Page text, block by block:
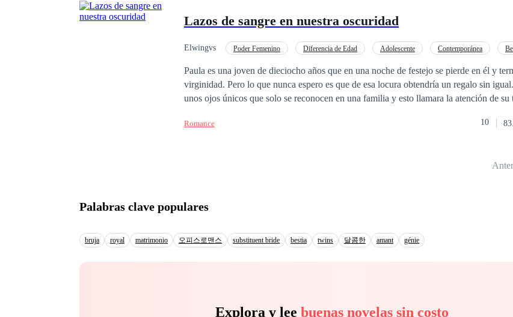
Lazos de sangre en nuestra oscuridad
Elwingvs Poder Femenino Diferencia de Edad Adolescente Contemporánea
Paula es una joven de dieciocho años que en una noche de festejo se pierde en él y
virginidad. Pero lo que nunca espero es que de esa locura obtendría un regalo sin
unos ojos únicos que solo se reconocen en una familia y esto llamara la atención de
su retoño sin saber que puede tener todo lo que desea, tanto para ella como para su
Romance 10
Palabras clave populares
bruja royal matrimonio 오피스로맨스 substituent bride bestia twins 달콤한 amant génie
Explora y lee buenas novelas sin costo